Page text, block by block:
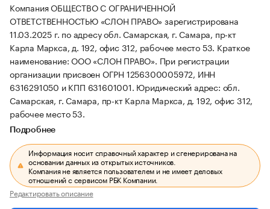
Компания ОБЩЕСТВО С ОГРАНИЧЕННОЙ
ОТВЕТСТВЕННОСТЬЮ «СЛОН ПРАВО» зарегистрирована
11.03.2025 г. по адресу обл. Самарская, г. Самара, пр-кт
Карла Маркса, д. 192, офис 312, рабочее место 53. Краткое
наименование: ООО «СЛОН ПРАВО». При регистрации
организации присвоен ОГРН 1256300005972, ИНН
6316291050 и КПП 631601001. Юридический адрес: обл.
Самарская, г. Самара, пр-кт Карла Маркса, д. 192, офис 312,
рабочее место 53.
Подробнее
Информация носит справочный характер и сгенерирована на
основании данных из открытых источников.
Компания не является пользователем и не имеет деловых
отношений с сервисом РБК Компании.
Редактировать описание